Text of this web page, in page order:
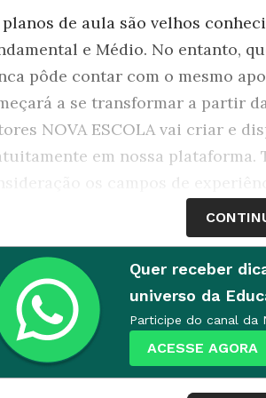
planos de aula são velhos
e Médio. No entanto,
pôde contar com o mesmo
a se transformar a partir
NOVA ESCOLA vai criar e
em nossa plataforma.
os campos de
pela Base Nacional Comum
também prevê disponibilizar
alinhados à BNCC para
projeto tem muito a ver com
em achar materiais de
Quer receber
universo da
Participe do canal da
ACESSE AGORA